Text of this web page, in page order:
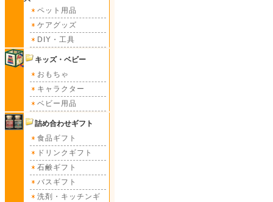
ペット用品
ケアグッズ
DIY・工具
キッズ・ベビー
おもちゃ
キャラクター
ベビー用品
詰め合わせギフト
食品ギフト
ドリンクギフト
石鹸ギフト
バスギフト
洗剤・キッチンギ